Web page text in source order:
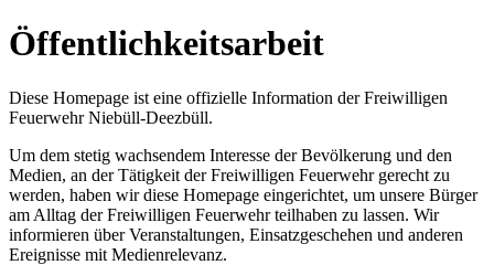
Öffentlichkeitsarbeit
Diese Homepage ist eine offizielle Information der Freiwilligen
Feuerwehr Niebüll-Deezbüll.
Um dem stetig wachsendem Interesse der Bevölkerung und den
Medien, an der Tätigkeit der Freiwilligen Feuerwehr gerecht zu
werden, haben wir diese Homepage eingerichtet, um unsere Bürger
am Alltag der Freiwilligen Feuerwehr teilhaben zu lassen. Wir
informieren über Veranstaltungen, Einsatzgeschehen und anderen
Ereignisse mit Medienrelevanz.